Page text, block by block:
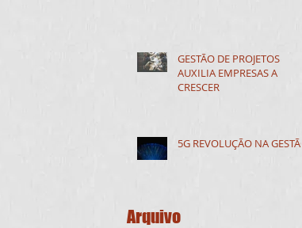
GESTÃO DE PROJETOS
AUXILIA EMPRESAS A
CRESCER
5G REVOLUÇÃO NA GESTÃO
Arquivo